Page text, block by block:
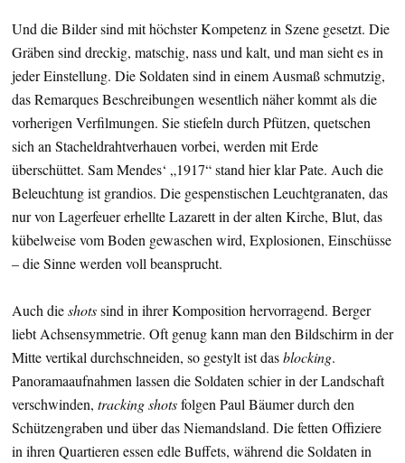
Und die Bilder sind mit höchster Kompetenz in Szene gesetzt. Die
Gräben sind dreckig, matschig, nass und kalt, und man sieht es in
jeder Einstellung. Die Soldaten sind in einem Ausmaß schmutzig,
das Remarques Beschreibungen wesentlich näher kommt als die
vorherigen Verfilmungen. Sie stiefeln durch Pfützen, quetschen
sich an Stacheldrahtverhauen vorbei, werden mit Erde
überschüttet. Sam Mendes‘ „1917“ stand hier klar Pate. Auch die
Beleuchtung ist grandios. Die gespenstischen Leuchtgranaten, das
nur von Lagerfeuer erhellte Lazarett in der alten Kirche, Blut, das
kübelweise vom Boden gewaschen wird, Explosionen, Einschüsse
– die Sinne werden voll beansprucht.
Auch dieshotssind in ihrer Komposition hervorragend. Berger
liebt Achsensymmetrie. Oft genug kann man den Bildschirm in der
Mitte vertikal durchschneiden, so gestylt ist dasblocking.
Panoramaaufnahmen lassen die Soldaten schier in der Landschaft
verschwinden, tracking shotsfolgen Paul Bäumer durch den
Schützengraben und über das Niemandsland. Die fetten Offiziere
in ihren Quartieren essen edle Buffets, während die Soldaten in